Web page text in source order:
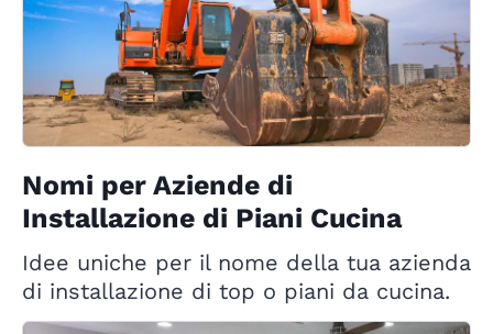
Nomi per Aziende di
Installazione di Piani Cucina
Idee uniche per il nome della tua azienda
di installazione di top o piani da cucina.